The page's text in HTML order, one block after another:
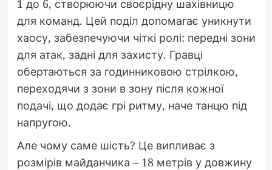
1 до 6, створюючи своєрідну шахівницю
для команд. Цей поділ допомагає уникнути
хаосу, забезпечуючи чіткі ролі: передні зони
для атак, задні для захисту. Гравці
обертаються за годинниковою стрілкою,
переходячи з зони в зону після кожної
подачі, що додає грі ритму, наче танцю під
напругою.
Але чому саме шість? Це випливає з
розмірів майданчика – 18 метрів у довжину